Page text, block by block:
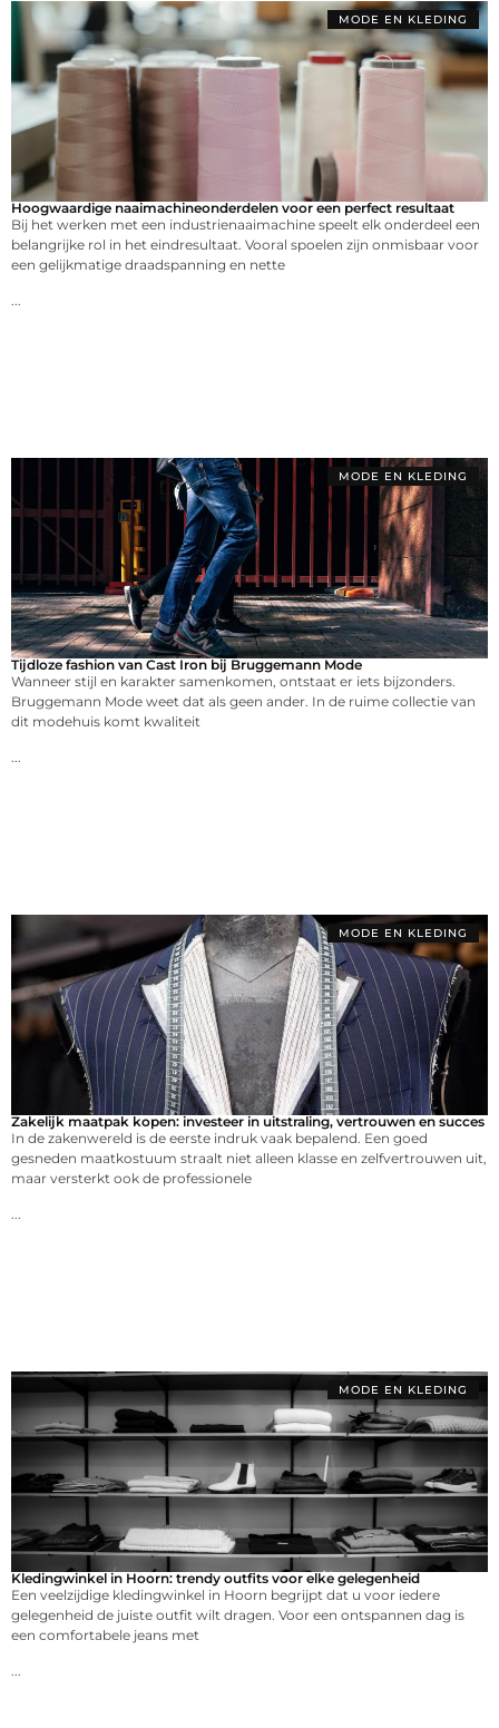
MODE EN KLEDING
Hoogwaardige naaimachineonderdelen voor een perfect resultaat
Bij het werken met een industrienaaimachine speelt elk onderdeel een
belangrijke rol in het eindresultaat. Vooral spoelen zijn onmisbaar voor
een gelijkmatige draadspanning en nette
...
MODE EN KLEDING
Tijdloze fashion van Cast Iron bij Bruggemann Mode
Wanneer stijl en karakter samenkomen, ontstaat er iets bijzonders.
Bruggemann Mode weet dat als geen ander. In de ruime collectie van
dit modehuis komt kwaliteit
...
MODE EN KLEDING
Zakelijk maatpak kopen: investeer in uitstraling, vertrouwen en succes
In de zakenwereld is de eerste indruk vaak bepalend. Een goed
gesneden maatkostuum straalt niet alleen klasse en zelfvertrouwen uit,
maar versterkt ook de professionele
...
MODE EN KLEDING
Kledingwinkel in Hoorn: trendy outfits voor elke gelegenheid
Een veelzijdige kledingwinkel in Hoorn begrijpt dat u voor iedere
gelegenheid de juiste outfit wilt dragen. Voor een ontspannen dag is
een comfortabele jeans met
...